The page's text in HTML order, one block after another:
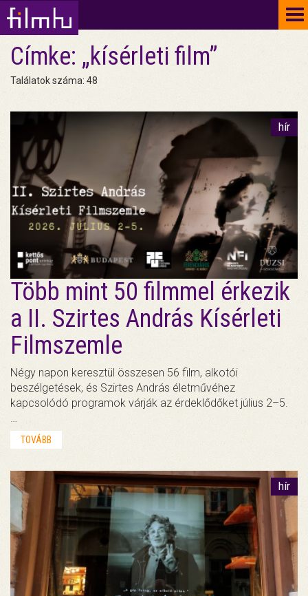
Címke: „kísérleti film”
Találatok száma: 48
hír
Több mint 50 filmmel érkezik
a II. Szirtes András Kísérleti
Filmszemle
Négy napon keresztül összesen 56 film, alkotói
beszélgetések, és Szirtes András életművéhez
kapcsolódó programok várják az érdeklődőket július 2–5.
TOVÁBB
hír